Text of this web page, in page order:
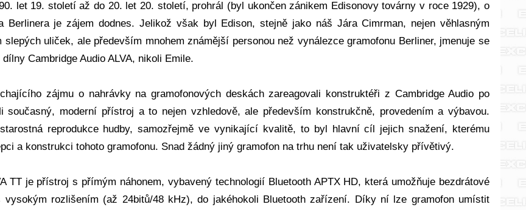
let 19. století až do 20. let 20. století, prohrál (byl ukončen zánikem Edisonovy továrny v roce 1929), o
Berlinera je zájem dodnes. Jelikož však byl Edison, stejně jako náš Jára Cimrman, nejen věhlasným
slepých uliček, ale především mnohem známější personou než vynálezce gramofonu Berliner, jmenuje se
Cambridge Audio ALVA, nikoli Emile.
zájmu o nahrávky na gramofonových deskách zareagovali konstruktéři z Cambridge Audio po
současný, moderní přístroj a to nejen vzhledově, ale především konstrukčně, provedením a výbavou.
reprodukce hudby, samozřejmě ve vynikající kvalitě, to byl hlavní cíl jejich snažení, kterému
a konstrukci tohoto gramofonu. Snad žádný jiný gramofon na trhu není tak uživatelsky přívětivý.
TT je přístroj s přímým náhonem, vybavený technologií Bluetooth APTX HD, která umožňuje bezdrátové
vysokým rozlišením (až 24bitů/48 kHz), do jakéhokoli Bluetooth zařízení. Díky ní lze gramofon umístit